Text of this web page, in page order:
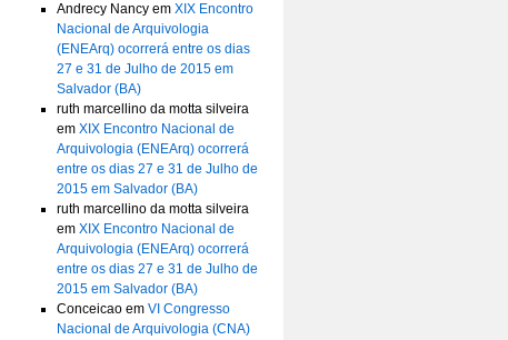
Andrecy Nancyem XIX Encontro
Nacional de Arquivologia
(ENEArq) ocorrerá entre os dias
27 e 31 de Julho de 2015 em
Salvador (BA)
ruth marcellino da motta silveira
em XIX Encontro Nacional de
Arquivologia (ENEArq) ocorrerá
entre os dias 27 e 31 de Julho de
2015 em Salvador (BA)
ruth marcellino da motta silveira
em XIX Encontro Nacional de
Arquivologia (ENEArq) ocorrerá
entre os dias 27 e 31 de Julho de
2015 em Salvador (BA)
Conceicaoem VI Congresso
Nacional de Arquivologia (CNA)